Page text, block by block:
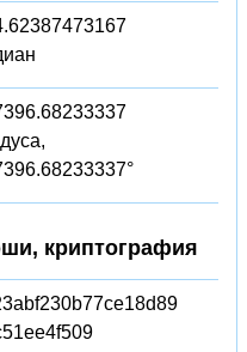
криптография